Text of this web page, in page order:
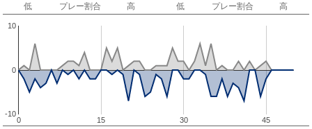
低 プレー割合 高 低 プレー割合 高
0 15 30 45
-10
0
10